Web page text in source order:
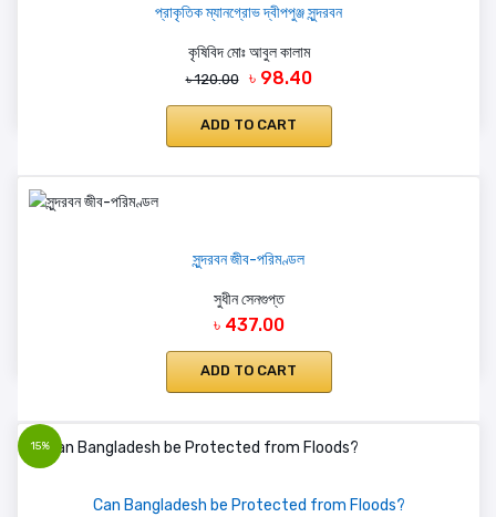
প্রাকৃতিক ম্যানগ্রোভ দ্বীপপুঞ্জ সুন্দরবন
কৃষিবিদ মোঃ আবুল কালাম
৳ 120.00 ৳ 98.40
ADD TO CART
সুন্দরবন জীব-পরিমণ্ডল
সুধীন সেনগুপ্ত
৳ 437.00
ADD TO CART
15%
Can Bangladesh be Protected from Floods?